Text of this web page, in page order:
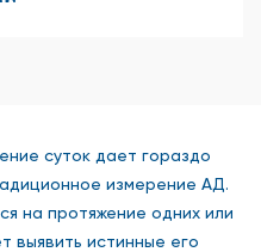
суток дает гораздо
измерение АД.
на протяжение одних или
выявить истинные его